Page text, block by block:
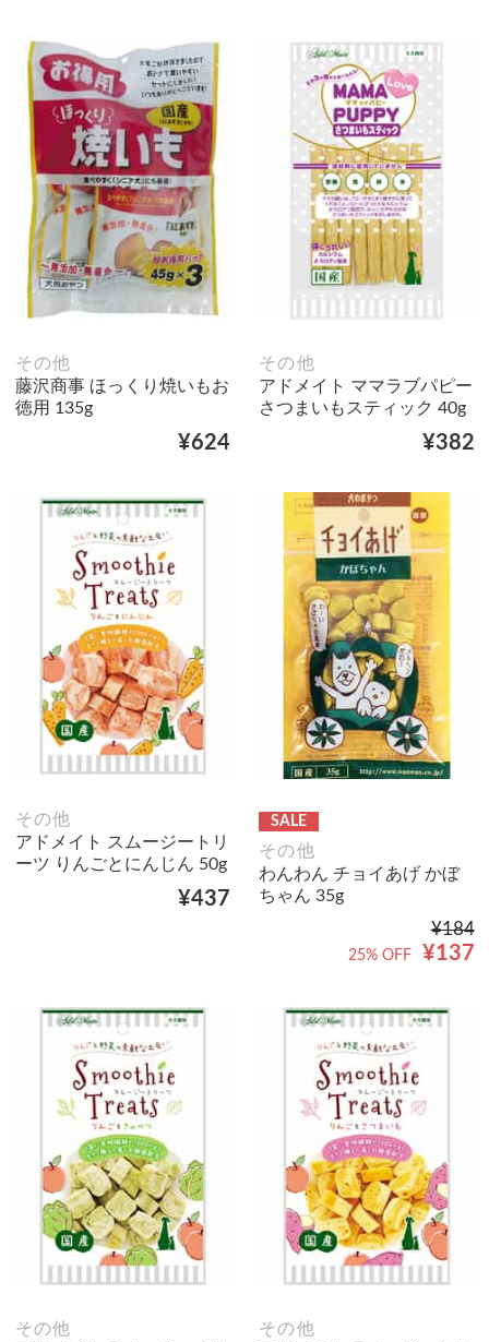
その他
藤沢商事 ほっくり焼いもお
徳用 135g
¥624
その他
アドメイト ママラブパピー
さつまいもスティック 40g
¥382
その他
アドメイト スムージートリ
ーツ りんごとにんじん 50g
¥437
SALE
その他
わんわん チョイあげ かぼ
ちゃん 35g
¥184
¥137
25% OFF
その他
その他